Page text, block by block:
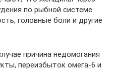
по рыбной системе
головные боли и другие
причина недомогания
переизбыток омега-6 и